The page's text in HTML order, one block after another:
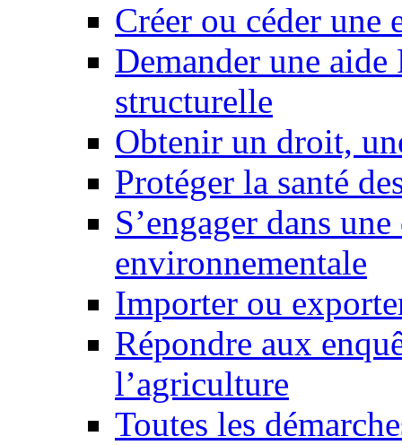
Créer ou céder une
Demander une
structurelle
Obtenir un droit,
Protéger la santé
S’engager dans
environnementale
Importer ou
Répondre aux
l’agriculture
Toutes les